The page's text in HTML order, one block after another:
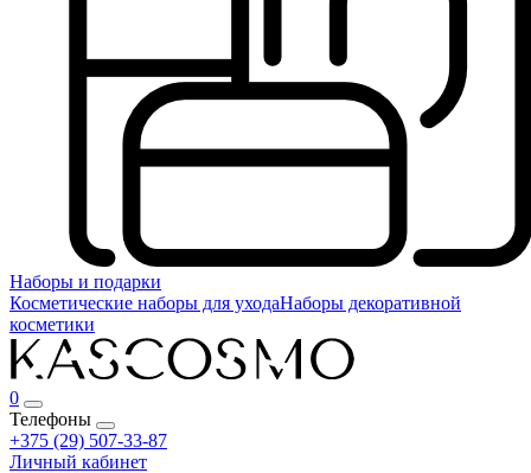
Наборы и подарки
Косметические наборы для уходаНаборы декоративной
косметики
0
Телефоны
+375 (29) 507-33-87
Личный кабинет